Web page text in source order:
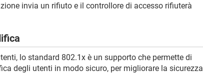
invia un rifiuto e il controllore di accesso rifiuterà
lo standard 802.1x è un supporto che permette di
degli utenti in modo sicuro, per migliorare la sicurezza